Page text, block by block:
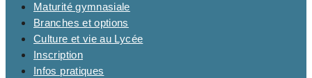
Maturité gymnasiale
Branches et options
Culture et vie au Lycée
Inscription
Infos pratiques